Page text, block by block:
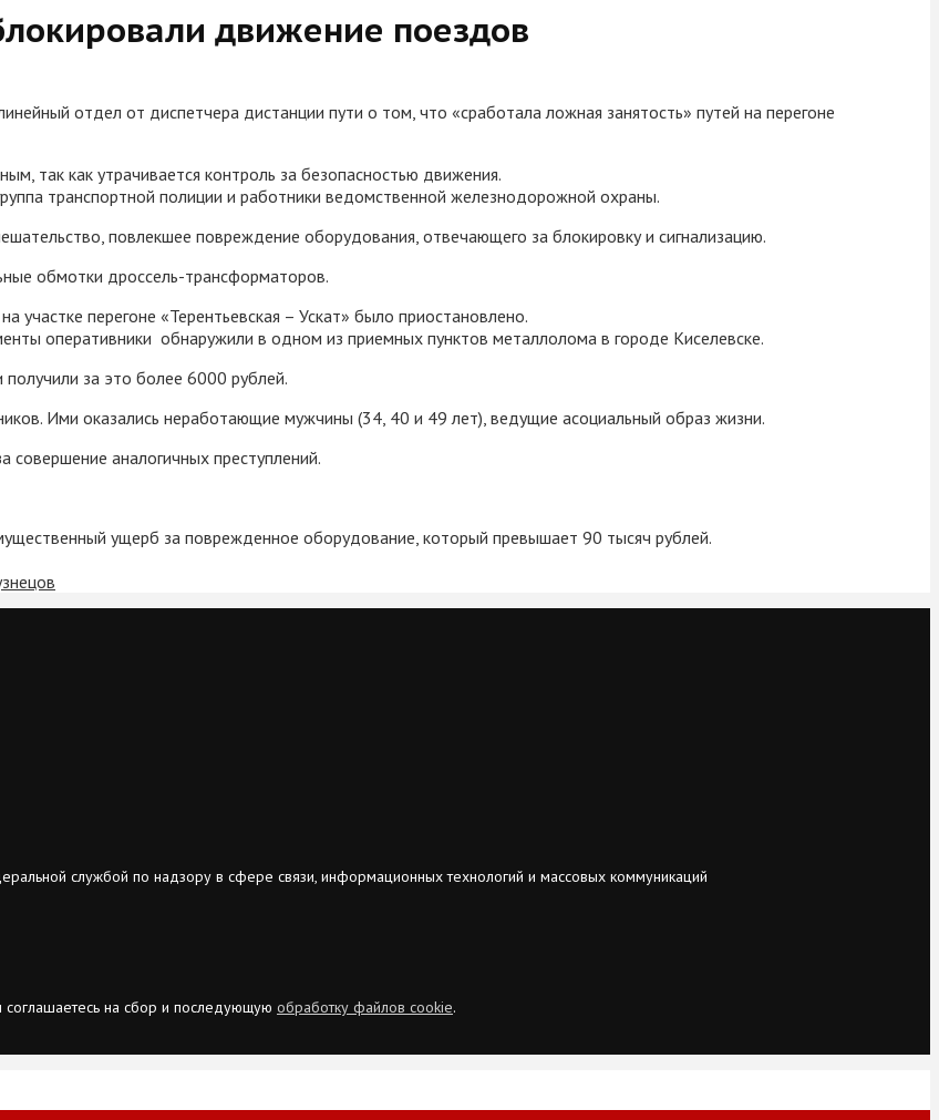
движение поездов
отдел от диспетчера дистанции пути о том, что «сработала ложная занятость» путей на перегоне
так как утрачивается контроль за безопасностью движения.
транспортной полиции и работники ведомственной железнодорожной охраны.
повлекшее повреждение оборудования, отвечающего за блокировку и сигнализацию.
обмотки дроссель-трансформаторов.
перегоне «Терентьевская – Ускат» было приостановлено.
оперативники обнаружили в одном из приемных пунктов металлолома в городе Киселевске.
за это более 6000 рублей.
Ими оказались неработающие мужчины (34, 40 и 49 лет), ведущие асоциальный образ жизни.
аналогичных преступлений.
ущерб за поврежденное оборудование, который превышает 90 тысяч рублей.
службой по надзору в сфере связи, информационных технологий и массовых коммуникаций
соглашаетесь на сбор и последующую обработку файлов cookie.